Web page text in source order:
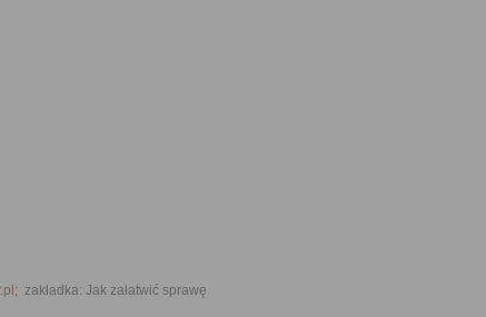
zakładka: Jak załatwić sprawę